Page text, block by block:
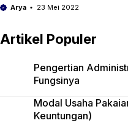
Arya 23 Mei 2022
Artikel Populer
Pengertian
Fungsinya
Modal Usaha
Keuntungan)